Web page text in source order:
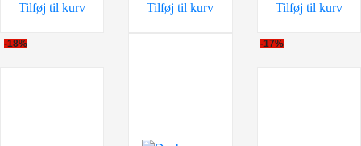
Tilføj til kurv Tilføj til kurv Tilføj til kurv
-18% -17%